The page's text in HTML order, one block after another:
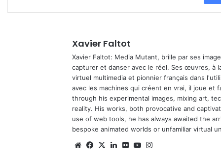
Xavier Faltot
Xavier Faltot: Media Mutant, brille par ses
capturer et danser avec le réel. Ses œuvres, à
virtuel multimedia et pionnier français dans
avec les machines qui créent en vrai, il joue et
through his experimental images, mixing art,
reality. His works, both provocative and
use of web tools, he has always awaited the
bespoke animated worlds or unfamiliar virtual
WebsiteFacebook
X Linkedin
FlickrYouTube